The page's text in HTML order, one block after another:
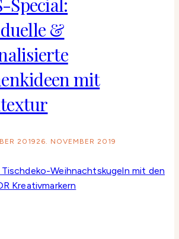
&
mit
2019 26. NOVEMBER 2019